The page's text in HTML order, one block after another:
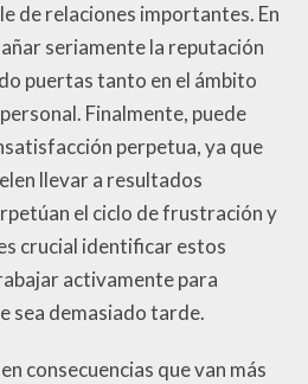
de relaciones importantes. En
seriamente la reputación
puertas tanto en el ámbito
Finalmente, puede
perpetua, ya que
llevar a resultados
el ciclo de frustración y
crucial identificar estos
activamente para
sea demasiado tarde.
consecuencias que van más